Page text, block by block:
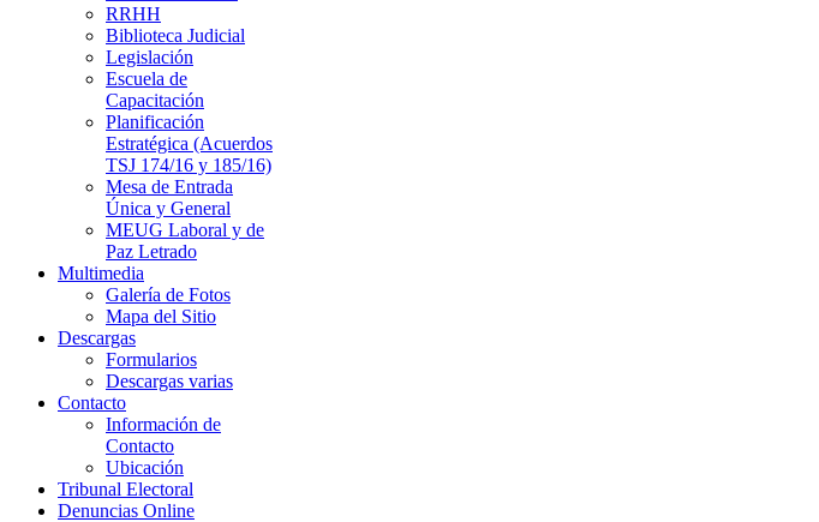
RRHH
Biblioteca Judicial
Legislación
Escuela de
Capacitación
Planificación
Estratégica (Acuerdos
TSJ 174/16 y 185/16)
Mesa de Entrada
Única y General
MEUG Laboral y de
Paz Letrado
Multimedia
Galería de Fotos
Mapa del Sitio
Descargas
Formularios
Descargas varias
Contacto
Información de
Contacto
Ubicación
Tribunal Electoral
Denuncias Online